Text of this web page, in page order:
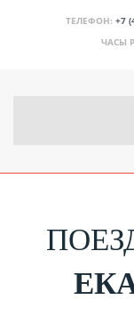
ТЕЛЕФОН: +7
ЧАСЫ